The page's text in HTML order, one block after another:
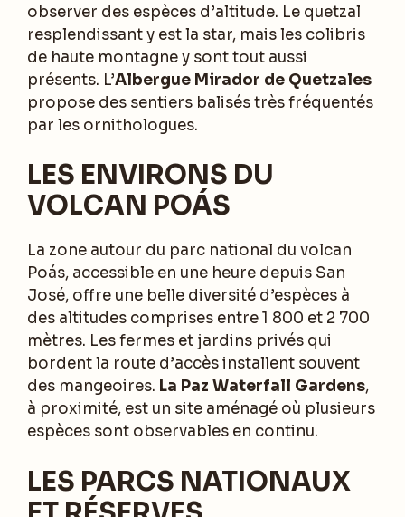
observer des espèces d’altitude. Le quetzal
resplendissant y est la star, mais les colibris
de haute montagne y sont tout aussi
présents. L’Albergue Mirador de Quetzales
propose des sentiers balisés très fréquentés
par les ornithologues.
LES ENVIRONS DU
VOLCAN POÁS
La zone autour du parc national du volcan
Poás, accessible en une heure depuis San
José, offre une belle diversité d’espèces à
des altitudes comprises entre 1 800 et 2 700
mètres. Les fermes et jardins privés qui
bordent la route d’accès installent souvent
des mangeoires. La Paz Waterfall Gardens,
à proximité, est un site aménagé où plusieurs
espèces sont observables en continu.
LES PARCS NATIONAUX